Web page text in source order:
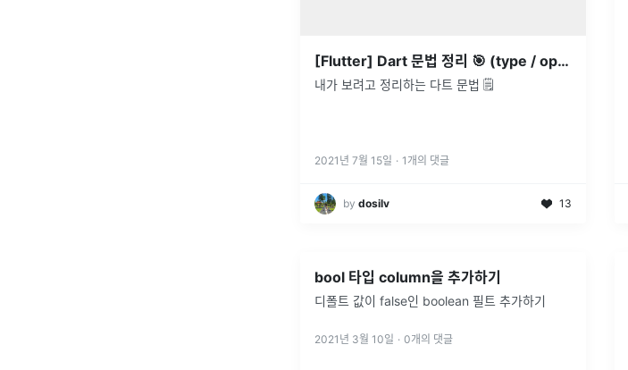
[Flutter] Dart 문법 정리 🎯 (type / operator / function / null safety)
내가 보려고 정리하는 다트 문법 🗒
2021년 7월 15일 · 1 개의 댓글
by dosilv 13
bool 타입 column을 추가하기
디폴트 값이 false인 boolean 필트 추가하기
2021년 3월 10일 · 0개의 댓글